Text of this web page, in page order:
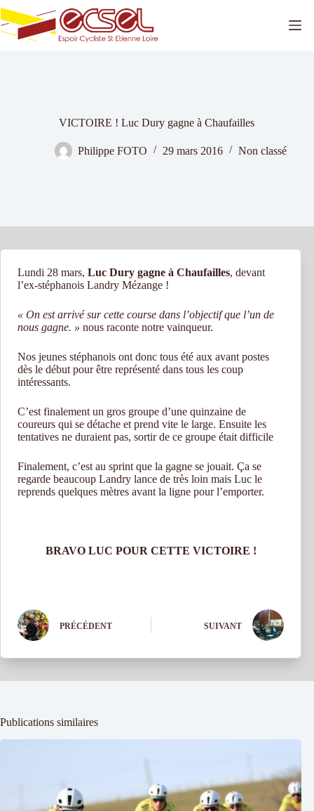
Passer
au
contenu
VICTOIRE ! Luc Dury gagne à Chaufailles
Philippe FOTO 29 mars 2016 Non classé
Lundi 28 mars, Luc Dury gagne à Chaufailles, devant
l’ex-stéphanois Landry Mézange !
« On est arrivé sur cette course dans l’objectif que l’un de
nous gagne. » nous raconte notre vainqueur.
Nos jeunes stéphanois ont donc tous été aux avant postes
dès le début pour être représenté dans tous les coup
intéressants.
C’est finalement un gros groupe d’une quinzaine de
coureurs qui se détache et prend vite le large. Ensuite les
tentatives ne duraient pas, sortir de ce groupe était difficile
Finalement, c’est au sprint que la gagne se jouait. Ça se
regarde beaucoup Landry lance de très loin mais Luc le
reprends quelques mètres avant la ligne pour l’emporter.
BRAVO LUC POUR CETTE VICTOIRE !
PRÉCÉDENT SUIVANT
Publications similaires